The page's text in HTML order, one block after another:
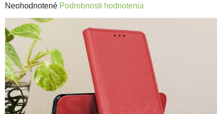
Priemerné hodnotenie produktu je 0,0 z 5 hviezdičiek.
Neohodnotené Podrobnosti hodnotenia